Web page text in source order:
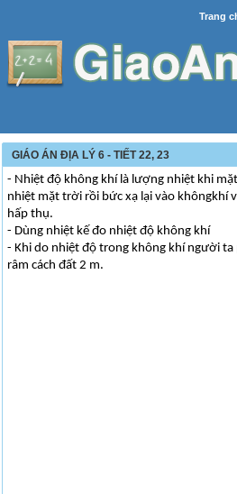
Trang
GIÁO ÁN ĐỊA LÝ 6 - TIẾT 22, 23
- Nhiệt độ không khí là lượng nhiệt khi
nhiệt mặt trời rồi bức xạ lại vào khôngkhí
hấp thụ.
- Dùng nhiệt kế đo nhiệt độ không khí
- Khi do nhiệt độ trong không khí người
râm cách đất 2 m.